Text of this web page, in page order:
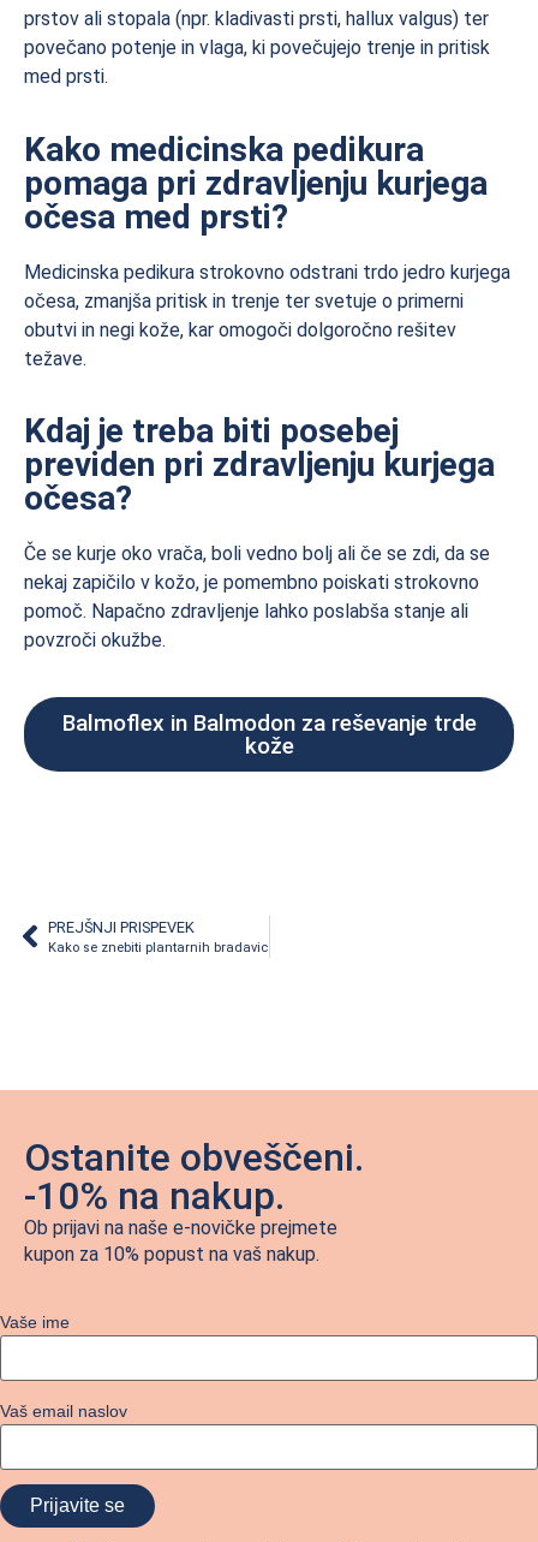
prstov ali stopala (npr. kladivasti prsti, hallux valgus) ter
povečano potenje in vlaga, ki povečujejo trenje in pritisk
med prsti.
Kako medicinska pedikura
pomaga pri zdravljenju kurjega
očesa med prsti?
Medicinska pedikura strokovno odstrani trdo jedro kurjega
očesa, zmanjša pritisk in trenje ter svetuje o primerni
obutvi in negi kože, kar omogoči dolgoročno rešitev
težave.
Kdaj je treba biti posebej
previden pri zdravljenju kurjega
očesa?
Če se kurje oko vrača, boli vedno bolj ali če se zdi, da se
nekaj zapičilo v kožo, je pomembno poiskati strokovno
pomoč. Napačno zdravljenje lahko poslabša stanje ali
povzroči okužbe.
Balmoflex in Balmodon za reševanje trde
kože
PREJŠNJI PRISPEVEK
Kako se znebiti plantarnih bradavic
Ostanite obveščeni.
-10% na nakup.
Ob prijavi na naše e-novičke prejmete
kupon za 10% popust na vaš nakup.
Vaše ime
Vaš email naslov